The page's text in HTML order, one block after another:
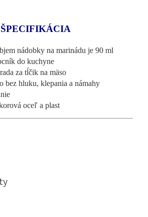
nádobky na marinádu je 90 ml
do kuchyne
za tĺčik na mäso
bez hluku, klepania a námahy
oceľ a plast